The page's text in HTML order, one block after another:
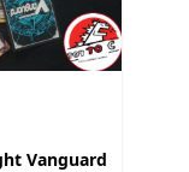
Vanguard